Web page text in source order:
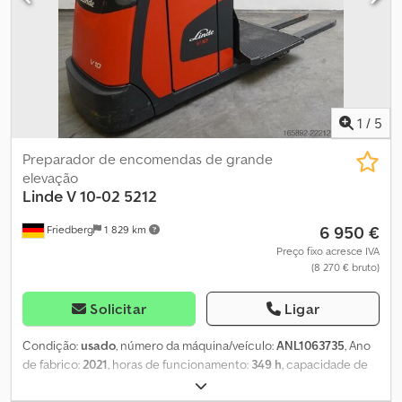
elevação 2800 mm - Movimentação livre - Largura da plataforma
1100 mm - Largura do chassi 790 mm - LSP 0,6
1 / 5
Friedberg 1 829 km
Preparador de encomendas de grande
elevação
LindeV 10-02 5212
6 950 €
Preço fixo acresce IVA
(8 270 € bruto)
Solicitar Ligar
Condição:usado, número da máquina/veículo:ANL1063735, Ano
de fabrico:2021, horas de funcionamento: 349 h, capacidade de
, altura de elevação: